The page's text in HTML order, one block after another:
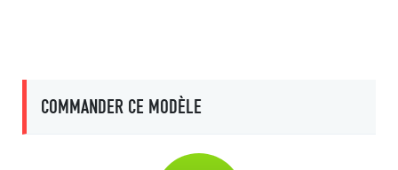
COMMANDER CE MODÈLE